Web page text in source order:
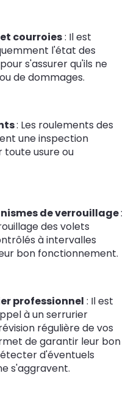
courroies: Il est
l'état des
s'assurer qu'ils ne
de dommages.
: Les roulements des
une inspection
toute usure ou
de verrouillage:
des volets
à intervalles
bon fonctionnement.
professionnel : Il est
à un serrurier
régulière de vos
de garantir leur bon
d'éventuels
s'aggravent.